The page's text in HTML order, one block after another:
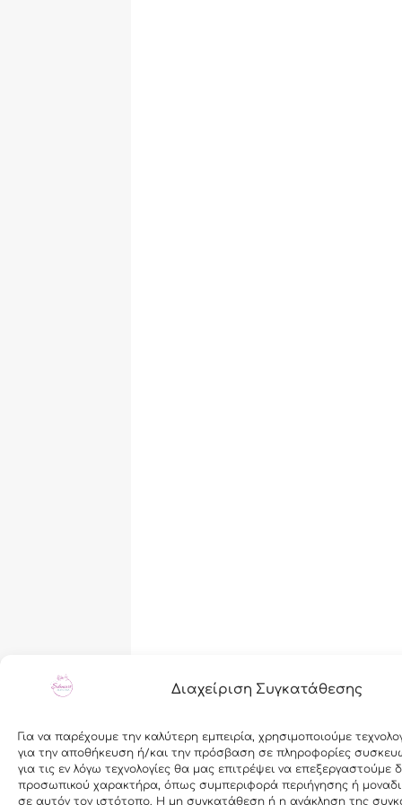
Διαχείριση Συγκατάθεσης
Για να παρέχουμε την καλύτερη εμπειρία, χρησιμοποιούμε
για την αποθήκευση ή/και την πρόσβαση σε πληροφορίες
για τις εν λόγω τεχνολογίες θα μας επιτρέψει να επεξεργαστούμε
προσωπικού χαρακτήρα, όπως συμπεριφορά περιήγησης ή
σε αυτόν τον ιστότοπο. Η μη συγκατάθεση ή η ανάκληση της